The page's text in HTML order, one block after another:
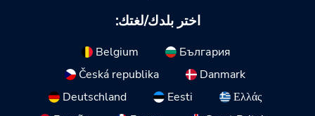
اختر بلدك/لغتك:
Belgium
България
Česká republika
Danmark
Deutschland
Eesti
Ελλάς